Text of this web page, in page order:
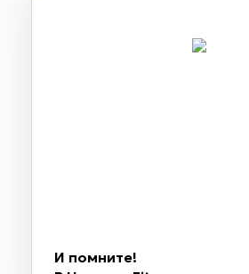
И помните!